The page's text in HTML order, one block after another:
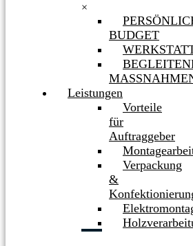
×
BUDGET
MASSNAHMEN
Leistungen
Vorteile
für
Auftraggeber
Verpackung
&